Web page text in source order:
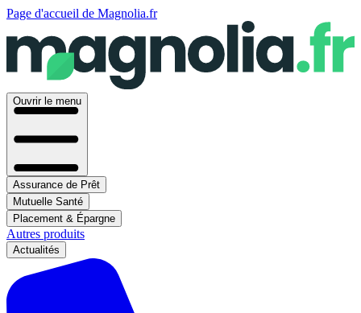
Page d'accueil de Magnolia.fr
Ouvrir le menu
Assurance de Prêt
Mutuelle Santé
Placement & Épargne
Autres produits
Actualités